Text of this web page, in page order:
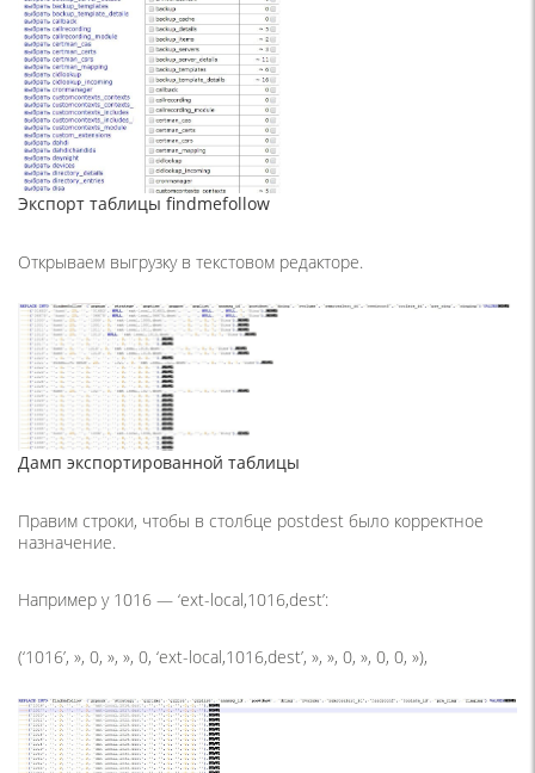
Экспорт таблицы findmefollow
Открываем выгрузку в текстовом редакторе.
Дамп экспортированной таблицы
Правим строки, чтобы в столбце postdest было корректное
назначение.
Например у 1016 — ‘ext-local,1016,dest’:
(‘1016’, », 0, », », 0, ‘ext-local,1016,dest’, », », 0, », 0, 0, »),